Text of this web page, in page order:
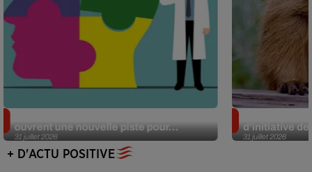
31 juillet 2026
ouvrent une nouvelle piste pour...
31 juillet 2026
d’initiative
+ D'ACTU POSITIVE